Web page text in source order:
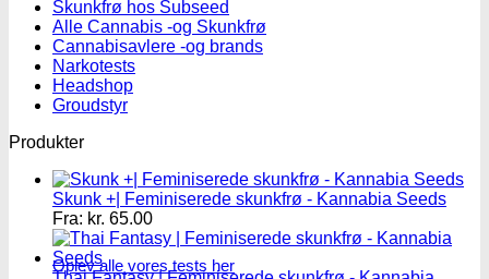
Oplev alle vores tests her
Skunkfrø hos Subseed
Alle Cannabis -og Skunkfrø
Cannabisavlere -og brands
Narkotests
Headshop
Groudstyr
Produkter
Skunk +| Feminiserede skunkfrø - Kannabia Seeds
Fra: kr. 65.00